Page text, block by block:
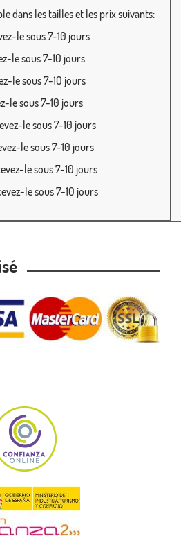
dans les tailles et les prix suivants:
le sous 7-10 jours
le sous 7-10 jours
le sous 7-10 jours
le sous 7-10 jours
le sous 7-10 jours
le sous 7-10 jours
le sous 7-10 jours
le sous 7-10 jours